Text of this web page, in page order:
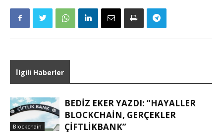
İlgili Haberler
Blockchain
BEDIZ EKER YAZDI: “HAYALLER
BLOCKCHAIN, GERÇEKLER
ÇIFTLIKBANK”